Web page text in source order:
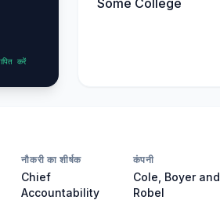
करें
Some College
नौकरी का शीर्षक
Chief
Accountability
कंपनी
Cole, Boyer and
Robel